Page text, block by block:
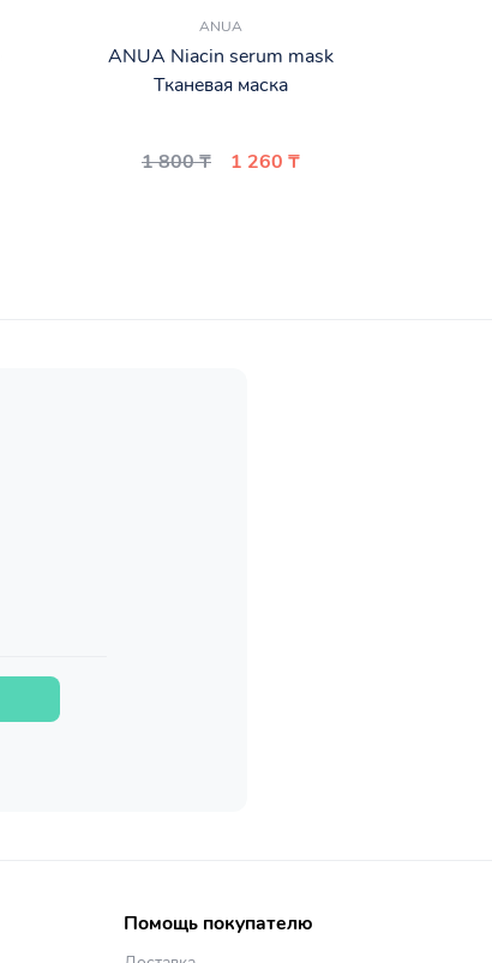
ANUA
ANUA Niacin serum mask
Тканевая маска
1 800 ₸ 1 260 ₸
Помощь покупателю